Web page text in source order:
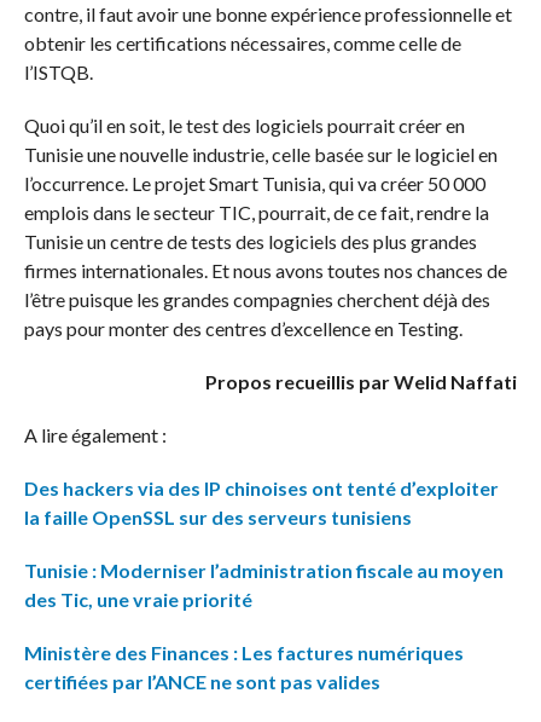
contre, il faut avoir une bonne expérience professionnelle et
obtenir les certifications nécessaires, comme celle de
l’ISTQB.
Quoi qu’il en soit, le test des logiciels pourrait créer en
Tunisie une nouvelle industrie, celle basée sur le logiciel en
l’occurrence. Le projet Smart Tunisia, qui va créer 50 000
emplois dans le secteur TIC, pourrait, de ce fait, rendre la
Tunisie un centre de tests des logiciels des plus grandes
firmes internationales. Et nous avons toutes nos chances de
l’être puisque les grandes compagnies cherchent déjà des
pays pour monter des centres d’excellence en Testing.
Propos recueillis par Welid Naffati
A lire également :
Des hackers via des IP chinoises ont tenté d’exploiter
la faille OpenSSL sur des serveurs tunisiens
Tunisie : Moderniser l’administration fiscale au moyen
des Tic, une vraie priorité
Ministère des Finances : Les factures numériques
certifiées par l’ANCE ne sont pas valides